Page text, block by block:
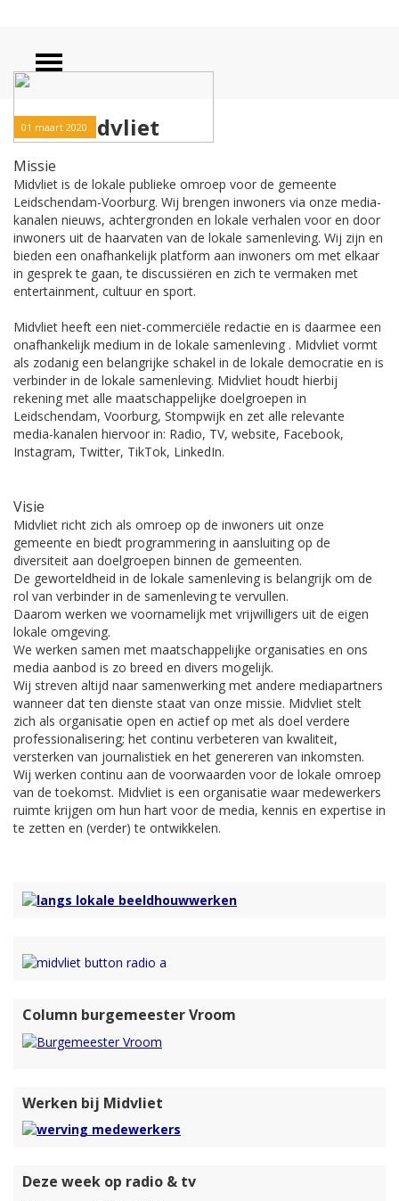
01 maart 2020
Over Midvliet
Missie
Midvliet is de lokale publieke omroep voor de gemeente
Leidschendam-Voorburg. Wij brengen inwoners via onze media-
kanalen nieuws, achtergronden en lokale verhalen voor en door
inwoners uit de haarvaten van de lokale samenleving. Wij zijn en
bieden een onafhankelijk platform aan inwoners om met elkaar
in gesprek te gaan, te discussiëren en zich te vermaken met
entertainment, cultuur en sport.
Midvliet heeft een niet-commerciële redactie en is daarmee een
onafhankelijk medium in de lokale samenleving . Midvliet vormt
als zodanig een belangrijke schakel in de lokale democratie en is
verbinder in de lokale samenleving. Midvliet houdt hierbij
rekening met alle maatschappelijke doelgroepen in
Leidschendam, Voorburg, Stompwijk en zet alle relevante
media-kanalen hiervoor in: Radio, TV, website, Facebook,
Instagram, Twitter, TikTok, LinkedIn.
Visie
Midvliet richt zich als omroep op de inwoners uit onze
gemeente en biedt programmering in aansluiting op de
diversiteit aan doelgroepen binnen de gemeenten.
De geworteldheid in de lokale samenleving is belangrijk om de
rol van verbinder in de samenleving te vervullen.
Daarom werken we voornamelijk met vrijwilligers uit de eigen
lokale omgeving.
We werken samen met maatschappelijke organisaties en ons
media aanbod is zo breed en divers mogelijk.
Wij streven altijd naar samenwerking met andere mediapartners
wanneer dat ten dienste staat van onze missie. Midvliet stelt
zich als organisatie open en actief op met als doel verdere
professionalisering; het continu verbeteren van kwaliteit,
versterken van journalistiek en het genereren van inkomsten.
Wij werken continu aan de voorwaarden voor de lokale omroep
van de toekomst. Midvliet is een organisatie waar medewerkers
ruimte krijgen om hun hart voor de media, kennis en expertise in
te zetten en (verder) te ontwikkelen.
Column burgemeester Vroom
Werken bij Midvliet
Deze week op radio & tv